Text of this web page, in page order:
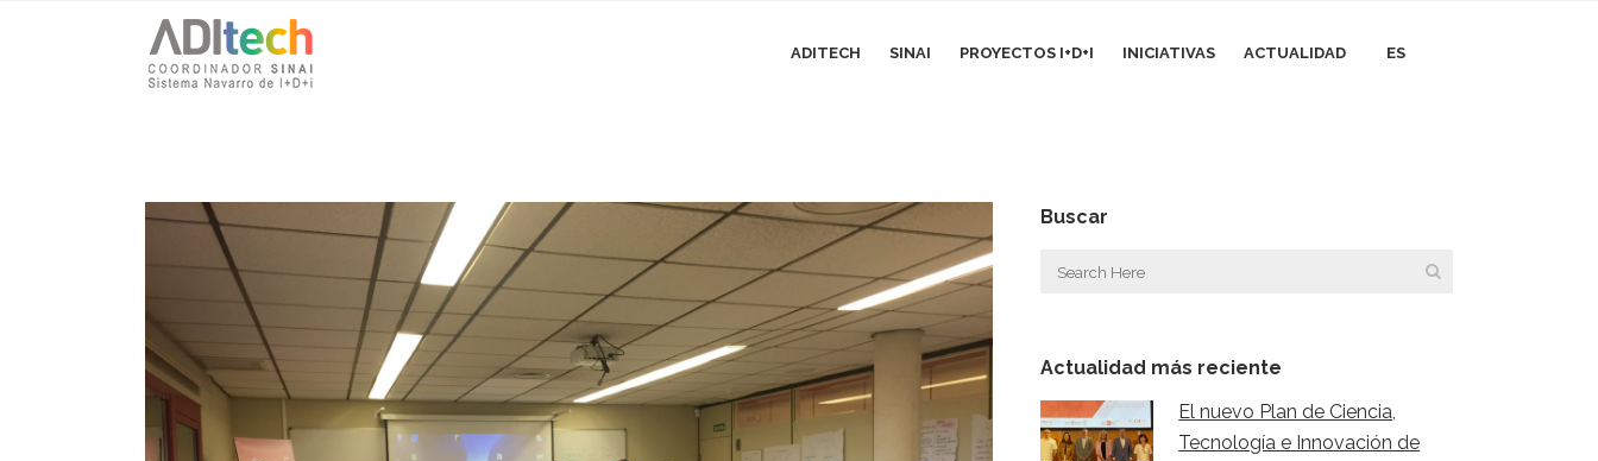
ADITECH SINAI PROYECTOS I+D+I INICIATIVAS ACTUALIDAD ES
Buscar
Actualidad más reciente
El nuevo Plan de Ciencia,
Tecnología e Innovación de